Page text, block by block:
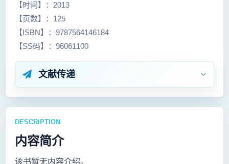
【时间】：2013
【页数】：125
【ISBN】：9787564146184
【SS码】：96061100
文献传递
DESCRIPTION
内容简介
该书暂无内容介绍。